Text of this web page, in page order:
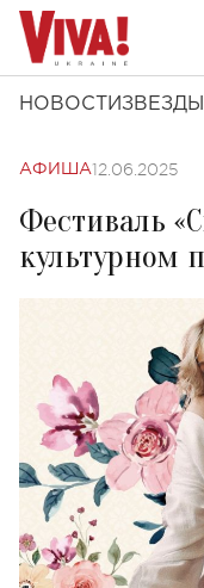
НОВОСТИ ЗВЕЗДЫ
АФИША12.06.2025
Фестиваль
культурном